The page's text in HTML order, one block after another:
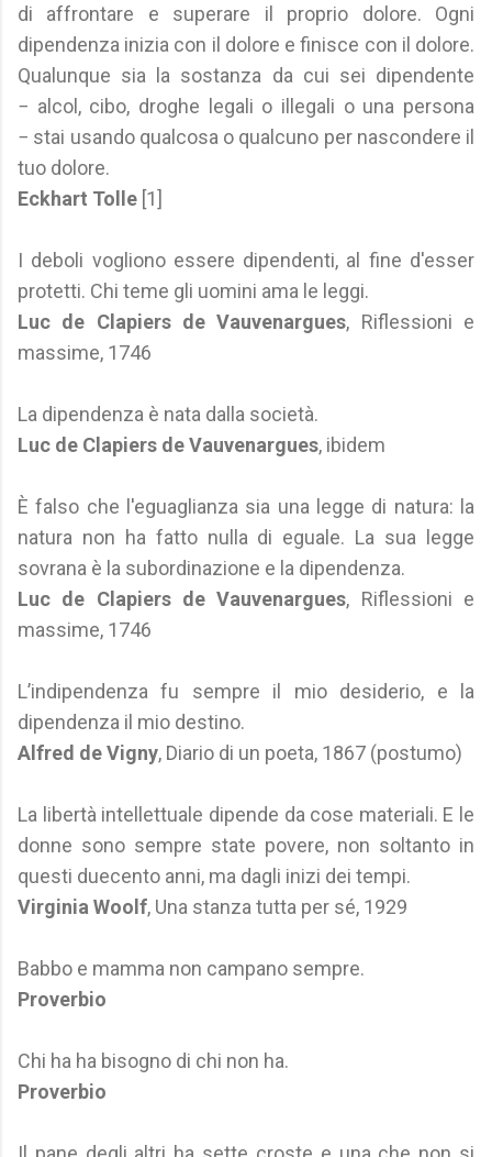
di affrontare e superare il proprio dolore. Ogni
dipendenza inizia con il dolore e finisce con il dolore.
Qualunque sia la sostanza da cui sei dipendente
− alcol, cibo, droghe legali o illegali o una persona
− stai usando qualcosa o qualcuno per nascondere il
tuo dolore.
Eckhart Tolle [1]
I deboli vogliono essere dipendenti, al fine d'esser
protetti. Chi teme gli uomini ama le leggi.
Luc de Clapiers de Vauvenargues, Riflessioni e
massime, 1746
La dipendenza è nata dalla società.
Luc de Clapiers de Vauvenargues, ibidem
È falso che l'eguaglianza sia una legge di natura: la
natura non ha fatto nulla di eguale. La sua legge
sovrana è la subordinazione e la dipendenza.
Luc de Clapiers de Vauvenargues, Riflessioni e
massime, 1746
L’indipendenza fu sempre il mio desiderio, e la
dipendenza il mio destino.
Alfred de Vigny, Diario di un poeta, 1867 (postumo)
La libertà intellettuale dipende da cose materiali. E le
donne sono sempre state povere, non soltanto in
questi duecento anni, ma dagli inizi dei tempi.
Virginia Woolf, Una stanza tutta per sé, 1929
Babbo e mamma non campano sempre.
Proverbio
Chi ha ha bisogno di chi non ha.
Proverbio